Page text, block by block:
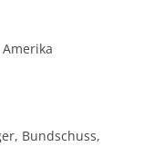
Bundschuss,